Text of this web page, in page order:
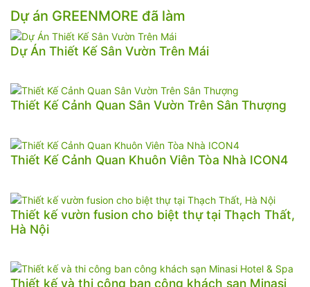
Dự án GREENMORE đã làm
Dự Án Thiết Kế Sân Vườn Trên Mái
Thiết Kế Cảnh Quan Sân Vườn Trên Sân Thượng
Thiết Kế Cảnh Quan Khuôn Viên Tòa Nhà ICON4
Thiết kế vườn fusion cho biệt thự tại Thạch Thất,
Hà Nội
Thiết kế và thi công ban công khách sạn Minasi